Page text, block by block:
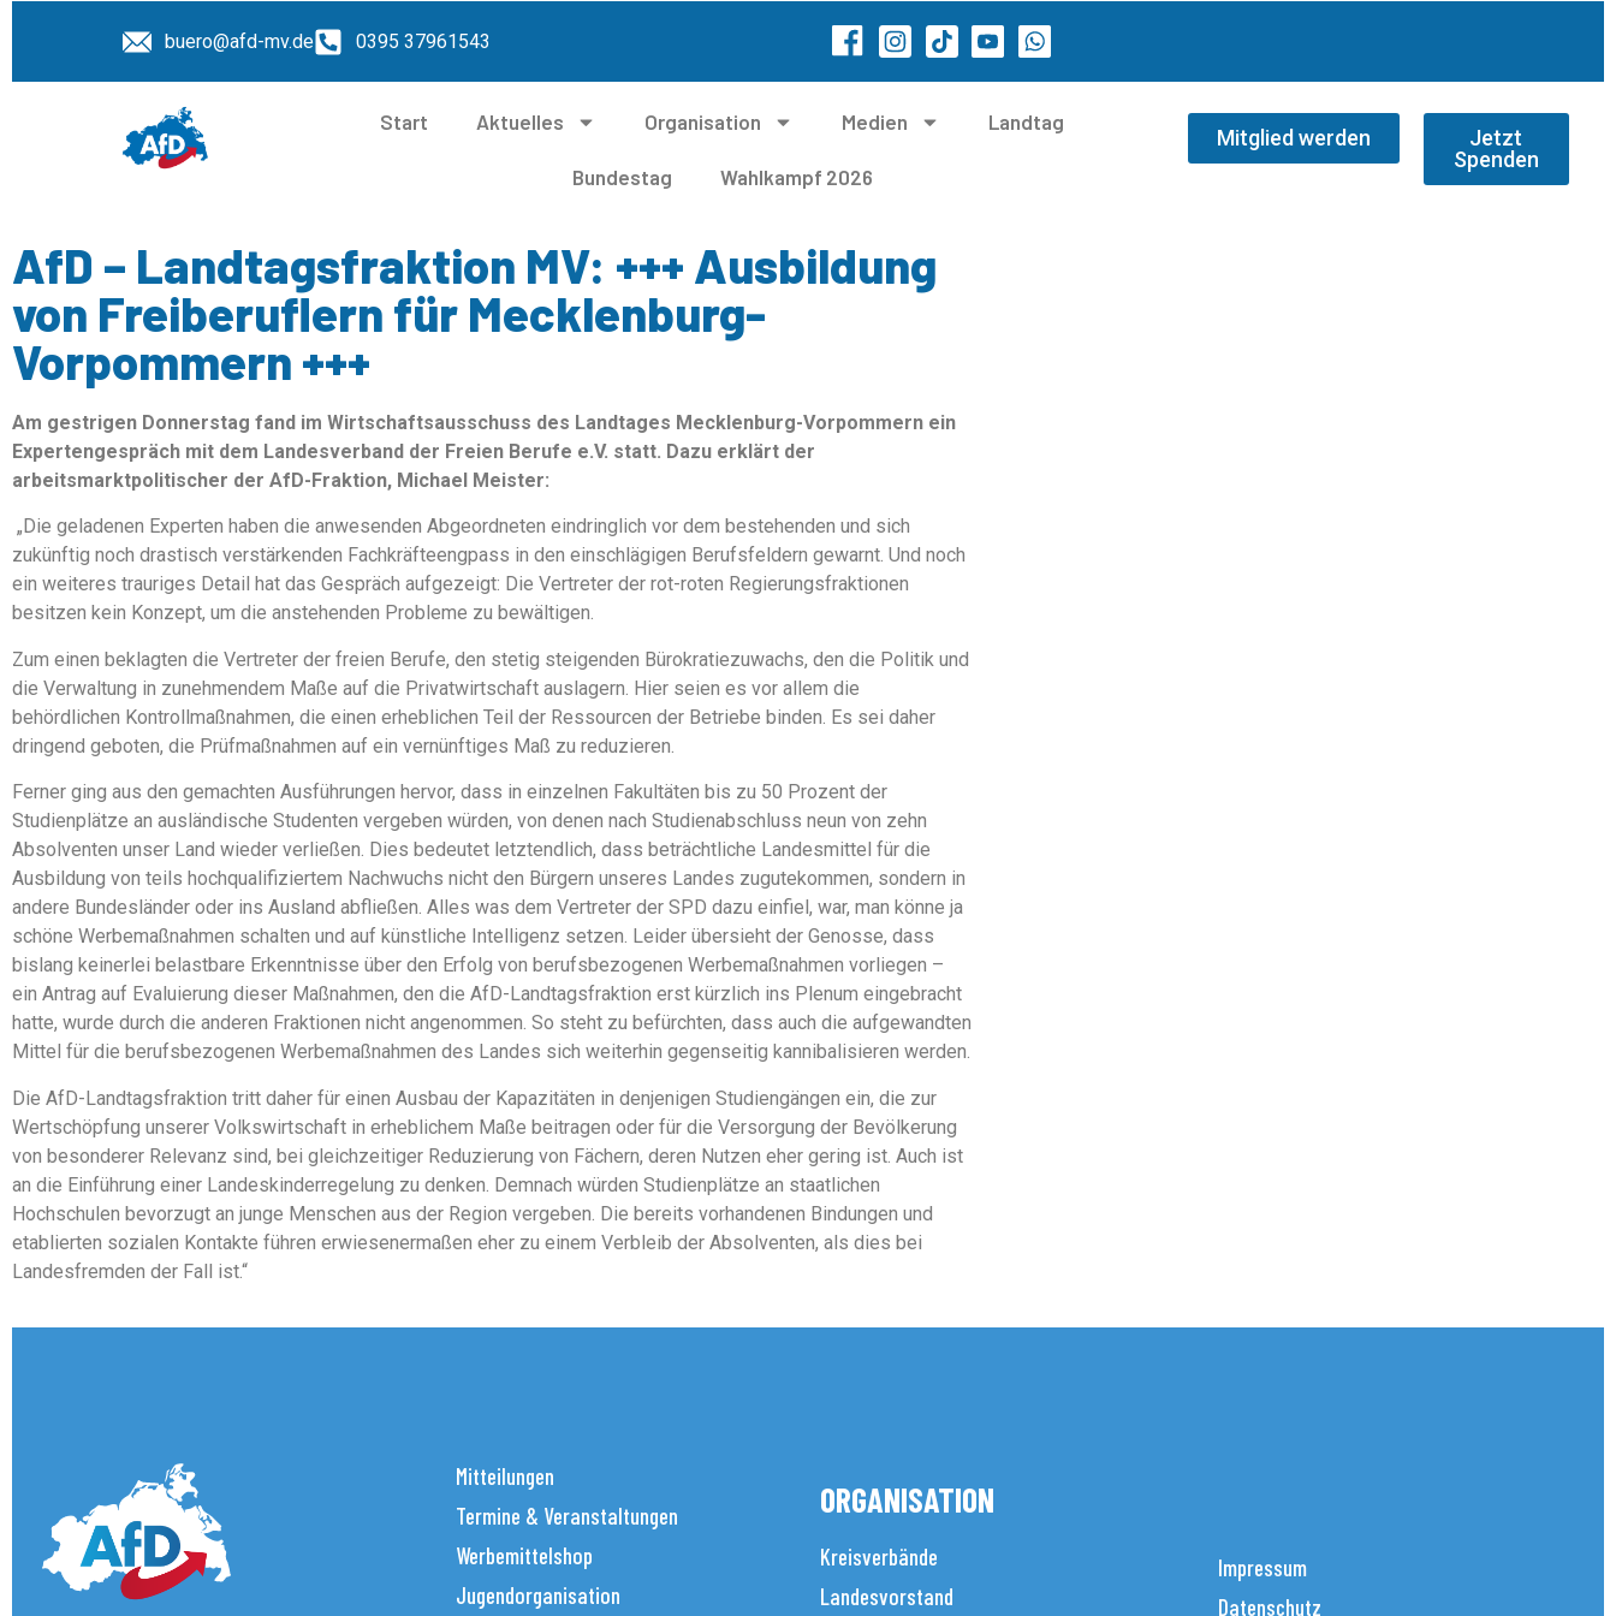
buero@afd-mv.de 0395 37961543
Start Aktuelles Organisation Medien Landtag
Bundestag Wahlkampf 2026
Mitglied werden
Jetzt
Spenden
AfD – Landtagsfraktion MV: +++ Ausbildung
von Freiberuflern für Mecklenburg-
Vorpommern +++
Am gestrigen Donnerstag fand im Wirtschaftsausschuss des Landtages Mecklenburg-Vorpommern ein
Expertengespräch mit dem Landesverband der Freien Berufe e.V. statt. Dazu erklärt der
arbeitsmarktpolitischer der AfD-Fraktion, Michael Meister:
„Die geladenen Experten haben die anwesenden Abgeordneten eindringlich vor dem bestehenden und sich
zukünftig noch drastisch verstärkenden Fachkräfteengpass in den einschlägigen Berufsfeldern gewarnt. Und noch
ein weiteres trauriges Detail hat das Gespräch aufgezeigt: Die Vertreter der rot-roten Regierungsfraktionen
besitzen kein Konzept, um die anstehenden Probleme zu bewältigen.
Zum einen beklagten die Vertreter der freien Berufe, den stetig steigenden Bürokratiezuwachs, den die Politik und
die Verwaltung in zunehmendem Maße auf die Privatwirtschaft auslagern. Hier seien es vor allem die
behördlichen Kontrollmaßnahmen, die einen erheblichen Teil der Ressourcen der Betriebe binden. Es sei daher
dringend geboten, die Prüfmaßnahmen auf ein vernünftiges Maß zu reduzieren.
Ferner ging aus den gemachten Ausführungen hervor, dass in einzelnen Fakultäten bis zu 50 Prozent der
Studienplätze an ausländische Studenten vergeben würden, von denen nach Studienabschluss neun von zehn
Absolventen unser Land wieder verließen. Dies bedeutet letztendlich, dass beträchtliche Landesmittel für die
Ausbildung von teils hochqualifiziertem Nachwuchs nicht den Bürgern unseres Landes zugutekommen, sondern in
andere Bundesländer oder ins Ausland abfließen. Alles was dem Vertreter der SPD dazu einfiel, war, man könne ja
schöne Werbemaßnahmen schalten und auf künstliche Intelligenz setzen. Leider übersieht der Genosse, dass
bislang keinerlei belastbare Erkenntnisse über den Erfolg von berufsbezogenen Werbemaßnahmen vorliegen –
ein Antrag auf Evaluierung dieser Maßnahmen, den die AfD-Landtagsfraktion erst kürzlich ins Plenum eingebracht
hatte, wurde durch die anderen Fraktionen nicht angenommen. So steht zu befürchten, dass auch die aufgewandten
Mittel für die berufsbezogenen Werbemaßnahmen des Landes sich weiterhin gegenseitig kannibalisieren werden.
Die AfD-Landtagsfraktion tritt daher für einen Ausbau der Kapazitäten in denjenigen Studiengängen ein, die zur
Wertschöpfung unserer Volkswirtschaft in erheblichem Maße beitragen oder für die Versorgung der Bevölkerung
von besonderer Relevanz sind, bei gleichzeitiger Reduzierung von Fächern, deren Nutzen eher gering ist. Auch ist
an die Einführung einer Landeskinderregelung zu denken. Demnach würden Studienplätze an staatlichen
Hochschulen bevorzugt an junge Menschen aus der Region vergeben. Die bereits vorhandenen Bindungen und
etablierten sozialen Kontakte führen erwiesenermaßen eher zu einem Verbleib der Absolventen, als dies bei
Landesfremden der Fall ist.“
Mitteilungen
Termine & Veranstaltungen
Werbemittelshop
Jugendorganisation
ORGANISATION
Kreisverbände
Landesvorstand
Impressum
Datenschutz